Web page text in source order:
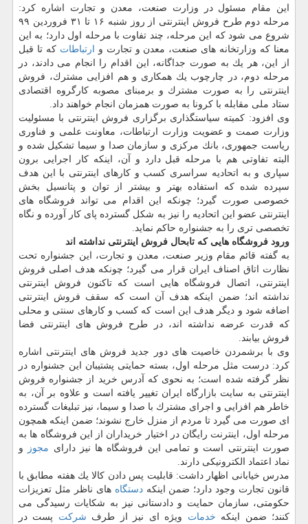
این مقام مسئول در وزارت صنعت، معدن و تجارت اشاره كرد:
مرحله دوم طرح فروش اینترنتی از روز شنبه ۱۶ تا ۳۱ فروردین ۹۹
شروع می شود كه این مرحله، چند تفاوت با مرحله اول دارد؛ به این
معنا كه وزارتخانه های صنعت، معدن و تجارت و ارتباطات كه تا قبل
از این، هر یك به صورت جداگانه، این اقدام را انجام می دادند، در
مرحله دوم، در چارچوب یك همكاری و هم افزایی مشترك، فروش
اینترنتی را به صورت مشترك و برمبنای مصوبه كارگروه اقتصادی
ستاد ملی مقابله با كرونا به صورت همزمان انجام خواهند داد.
وی افزود: كمیته سیاستگذاری برگزاری فروش اینترنتی با مسئولیت
وزارت صمت و عضویت وزارت ارتباطات، معاونت علمی و فناوری
ریاست جمهوری، بانك مركزی و سازمان صدا و سیما تشكیل شده و
البته تفاوتی هم با مرحله قبل دارد و آن، اینكه كار اجرایی برون
سپاری و به اتحادیه سراسری كسب و كارهای اینترنتی با این هدف
سپرده شده كه استفاده بهتر و بیشتر از توان و پتانسیل بخش
خصوصی صورت گیرد؛ چونكه این اقدام می تواند فروشگاه های
اینترنتی عضو این اتحادیه را نیز به شكل گسترده پای كار آورده و نگاه
تخصصی تری را به جشنواره حاكم نماید.
ورود فروشگاه هایی كه تابحال فروش اینترنتی نداشته اند
به گفته قائم مقام وزیر صنعت، معدن و تجارت، این جشنواره تحت
نظارت اتاق اصناف ایران قرار می گیرد؛ چونكه هدف اصلی فروش
اینترنتی، اتصال فروشگاه هایی است كه تاكنون فروش اینترنتی
نداشته اند؛ ضمن اینكه هدف آن است كه سقف فروش اینترنتی
اضافه شود و دیگر هدف این است كه كسب و كارهای سنتی و محلی
كه قدرت عرضه نداشته اند، در طرح فروش های اینترنتی فضا
فروش بیابند.
وی با برشمردن خاصیت های دور جدید فروش های اینترنتی اشاره
كرد: درست مثل مرحله اول، بسته حمایتی پشتیبان این جشنواره در
نظر گرفته شده است؛ به نحوی كه آدرس خرید از جشنواره فروش
اینترنتی به سایت بازارگاه ایران تغییر یافته است و علاوه بر آن، به
خاطر هم افزایی و اجرای مشترك با صدا و سیما، نیز تبلیغات گسترده
ای صورت می گیرد تا مردم از منزل خارج نشوند؛ ضمن اینكه همچون
مرحله اول، اینترنت رایگان در اختیار خریداران از این فروشگاه ها به
صورت اینترنتی است و تمامی این فروشگاه ها نیز دارای مجوز
و
نماد اعتماد الكترونیكی دارند.
مدرس خیابانی اظهار داشت: قابلیت پس دادن كالا یك هفته مطابق با
قانون تجارت وجود دارد؛ ضمن اینكهدستگاه های ناظر مثل تعزیزات
حكومتی، سازمان حمایت و دادستانی نیز به شكایات رسیدگی می
كنند؛ ضمن اینكه خدمات ویژه ای نیز از طرف شركت پست در